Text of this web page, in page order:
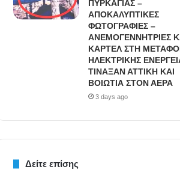
ΠΥΡΚΑΓΙΑΣ –
ΑΠΟΚΑΛΥΠΤΙΚΕΣ
ΦΩΤΟΓΡΑΦΙΕΣ –
ΑΝΕΜΟΓΕΝΝΗΤΡΙΕΣ
ΚΑΡΤΕΛ ΣΤΗ
ΗΛΕΚΤΡΙΚΗΣ
ΤΙΝΑΞΑΝ ΑΤΤΙΚΗ ΚΑΙ
ΒΟΙΩΤΙΑ ΣΤΟΝ ΑΕΡΑ
3 days ago
Δείτε επίσης